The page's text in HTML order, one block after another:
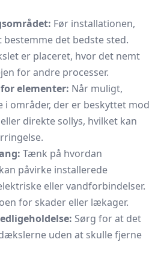
Før installationen,
det bedste sted.
er placeret, hvor det nemt
for andre processer.
elementer: Når muligt,
områder, der er beskyttet mod
direkte sollys, hvilket kan
Tænk på hvordan
påvirke installerede
eller vandforbindelser.
for skader eller lækager.
Sørg for at det
uden at skulle fjerne